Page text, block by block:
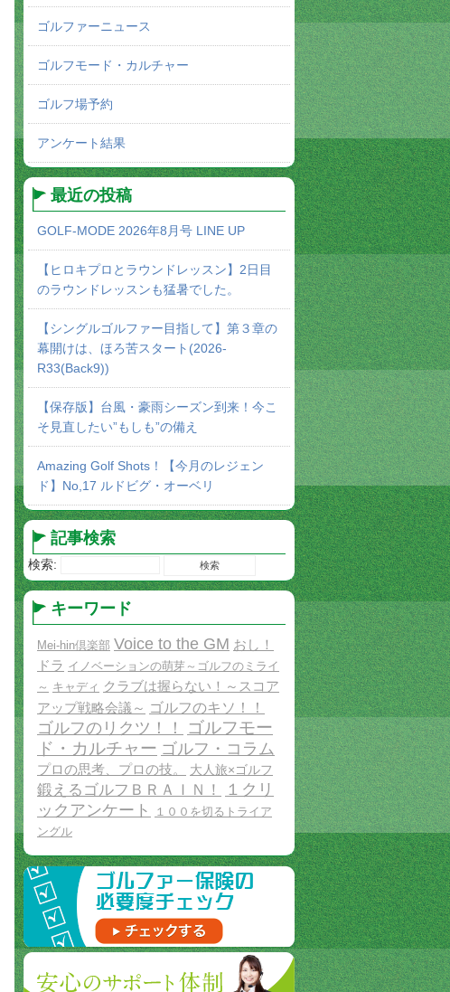
ゴルファーニュース
ゴルフモード・カルチャー
ゴルフ場予約
アンケート結果
最近の投稿
GOLF-MODE 2026年8月号 LINE UP
【ヒロキプロとラウンドレッスン】2日目
のラウンドレッスンも猛暑でした。
【シングルゴルファー目指して】第３章の
幕開けは、ほろ苦スタート(2026-
R33(Back9))
【保存版】台風・豪雨シーズン到来！今こ
そ見直したい”もしも”の備え
Amazing Golf Shots！【今月のレジェン
ド】No,17 ルドビグ・オーベリ
記事検索
検索:
キーワード
Mei-hin倶楽部 Voice to the GM おし！
ドラ イノベーションの萌芽～ゴルフのミライ
～ キャディ クラブは握らない！～スコア
アップ戦略会議～ ゴルフのキソ！！
ゴルフのリクツ！！
ゴルフモー
ド・カルチャー ゴルフ・コラム
プロの思考、プロの技。 大人旅×ゴルフ
鍛えるゴルフＢＲＡＩＮ！
１クリ
ックアンケート
１００を切るトライア
ングル